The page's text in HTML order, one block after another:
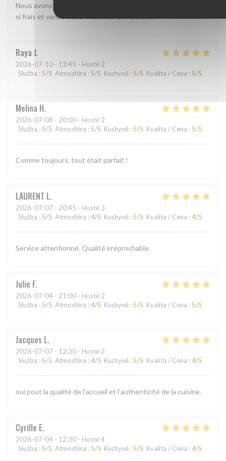
Nous avons beaucoup aimé le shashimi Akasaka. Les poissons
si frais et variés étaient absolument délicieux
Raya J
2026-07-10 - 13:45 - Hosté 2
Služba : 5/5 Atmosféra : 5/5 Kuchyně : 5/5 Kvalita / Cena : 5/5
Melina H
2026-07-08 - 20:00 - Hosté 2
Služba : 5/5 Atmosféra : 5/5 Kuchyně : 5/5 Kvalita / Cena : 5/5
Comme toujours, tout était parfait !
LAURENT L
2026-07-07 - 20:45 - Hosté 3
Služba : 5/5 Atmosféra : 4/5 Kuchyně : 5/5 Kvalita / Cena : 4/5
Service attentionné. Qualité irréprochable.
Julie F
2026-07-04 - 21:00 - Hosté 2
Služba : 5/5 Atmosféra : 4/5 Kuchyně : 5/5 Kvalita / Cena : 5/5
Jacques L
2026-07-07 - 12:30 - Hosté 2
Služba : 5/5 Atmosféra : 4/5 Kuchyně : 5/5 Kvalita / Cena : 4/5
oui pout la qualité de l'accueil et l'authenticité de la cuisine.
Cyrille E
2026-07-04 - 12:30 - Hosté 4
Služba : 5/5 Atmosféra : 5/5 Kuchyně : 5/5 Kvalita / Cena : 4/5